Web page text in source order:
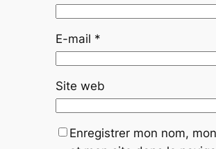
E-mail *
Site web
Enregistrer mon nom,